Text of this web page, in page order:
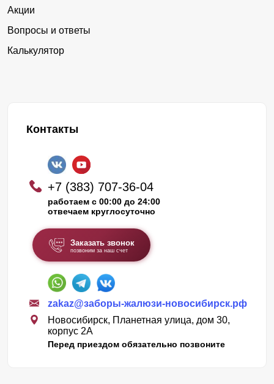
Акции
Вопросы и ответы
Калькулятор
Контакты
+7 (383) 707-36-04
работаем с 00:00 до 24:00
отвечаем круглосуточно
Заказать звонок
позвоним за наш счет
zakaz@заборы-жалюзи-новосибирск.рф
Новосибирск, Планетная улица, дом 30,
корпус 2А
Перед приездом обязательно позвоните